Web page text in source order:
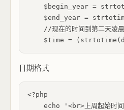
$begin_year =
$end_year =
//现在的时间到第二天凌
日期格式
<?php
echo '<br>上周起始时